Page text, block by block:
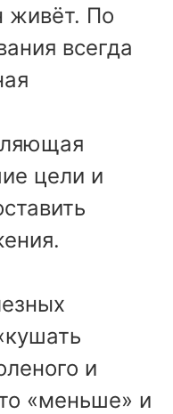
живёт. По
всегда
цели и
и
«меньше» и